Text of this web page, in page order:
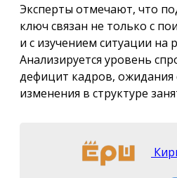
Эксперты отмечают, что
ключ связан не только с
и с изучением ситуации на
Анализируется уровень
дефицит кадров, ожидания
изменения в структуре